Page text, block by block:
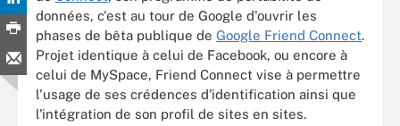
données, c'est au tour de Google d'ouvrir les
phases de bêta publique de Google Friend Connect.
Projet identique à celui de Facebook, ou encore à
celui de MySpace, Friend Connect vise à permettre
l'usage de ses crédences d'identification ainsi que
l'intégration de son profil de sites en sites.